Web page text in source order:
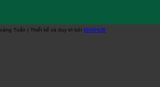
Tuấn | Thiết kế và duy trì bởi MARHUB